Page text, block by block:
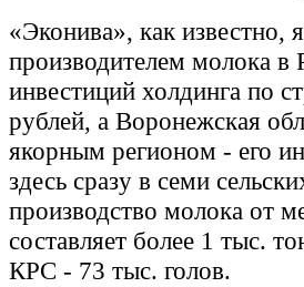
«Эконива», как известно,
производителем молока в
инвестиций холдинга по
рублей, а Воронежская
якорным регионом - его
здесь сразу в семи
производство молока от
составляет более 1 тыс.
КРС - 73 тыс. голов.